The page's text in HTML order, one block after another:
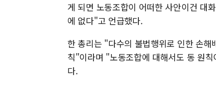
게 되면 노동조합이 어떠한 사안이건 대
에 없다"고 언급했다.
한 총리는 "다수의 불법행위로 인한 손
칙"이라며 "노동조합에 대해서도 동 원
다.